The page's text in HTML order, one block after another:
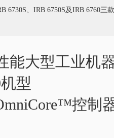
6730S、IRB 6750S及IRB 6760
能大型工业机
型
控制